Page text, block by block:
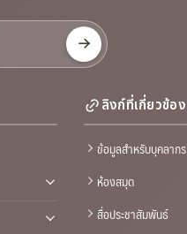
ลิงก์ที่เกี่ยวข้อง
ข้อมูลสำหรับบุคลากร
ห้องสมุด
สื่อประชาสัมพันธ์